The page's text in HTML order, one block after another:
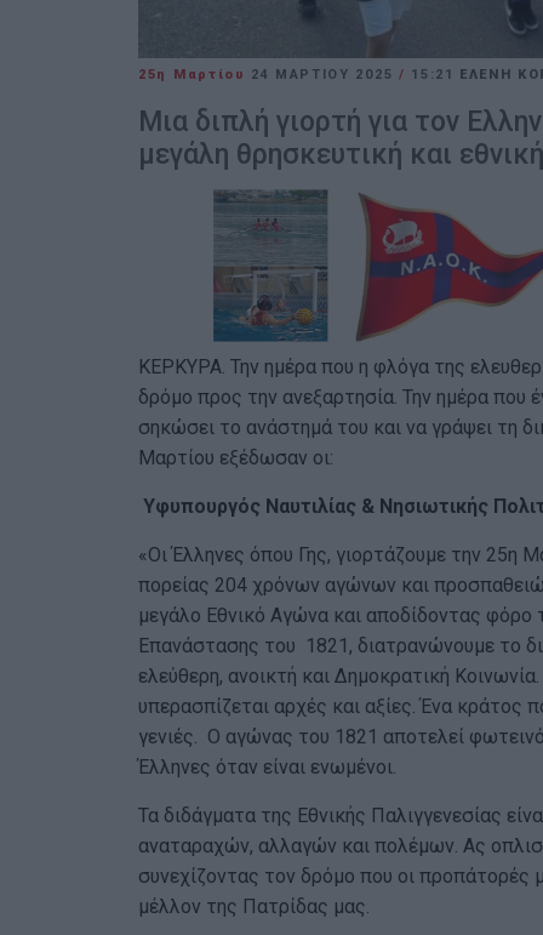
25η Μαρτίου 24 ΜΑΡΤΊΟΥ 2025 / 15:21 ΕΛΕΝΗ
Μια διπλή γιορτή για τον
μεγάλη θρησκευτική και
ΚΕΡΚΥΡΑ. Την ημέρα που η φλόγα της
δρόμο προς την ανεξαρτησία. Την ημέρα που
σηκώσει το ανάστημά του και να γράψει τη
Μαρτίου εξέδωσαν οι:
Υφυπουργός Ναυτιλίας & Νησιωτικής
«Οι Έλληνες όπου Γης, γιορτάζουμε την 25η
πορείας 204 χρόνων αγώνων και
μεγάλο Εθνικό Αγώνα και αποδίδοντας φόρο
Επανάστασης του 1821, διατρανώνουμε το
ελεύθερη, ανοικτή και Δημοκρατική
υπερασπίζεται αρχές και αξίες. Ένα κράτος
γενιές. Ο αγώνας του 1821 αποτελεί
Έλληνες όταν είναι ενωμένοι.
Τα διδάγματα της Εθνικής Παλιγγενεσίας
αναταραχών, αλλαγών και πολέμων. Ας
συνεχίζοντας τον δρόμο που οι προπάτορές
μέλλον της Πατρίδας μας.